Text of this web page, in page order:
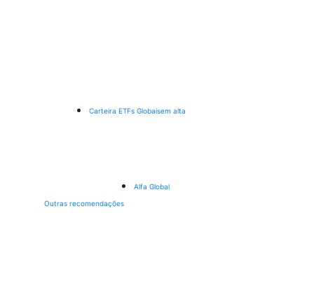
Carteira ETFs Globaisem alta
Alfa Global
Outras recomendações